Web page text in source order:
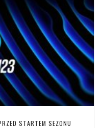
STARTEM SEZONU